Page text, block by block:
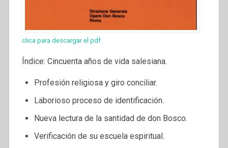
clica para descargar el pdf
Índice: Cincuenta años de vida salesiana.
Profesión religiosa y giro conciliar.
Laborioso proceso de identificación.
Nueva lectura de la santidad de don Bosco.
Verificación de su escuela espiritual.